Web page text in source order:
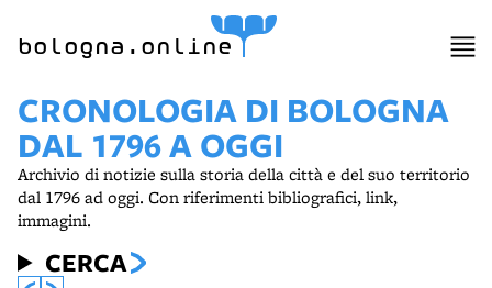
bologna.online
CRONOLOGIA DI BOLOGNA
DAL 1796 A OGGI
Archivio di notizie sulla storia della città e del suo territorio
dal 1796 ad oggi. Con riferimenti bibliografici, link,
immagini.
CERCA